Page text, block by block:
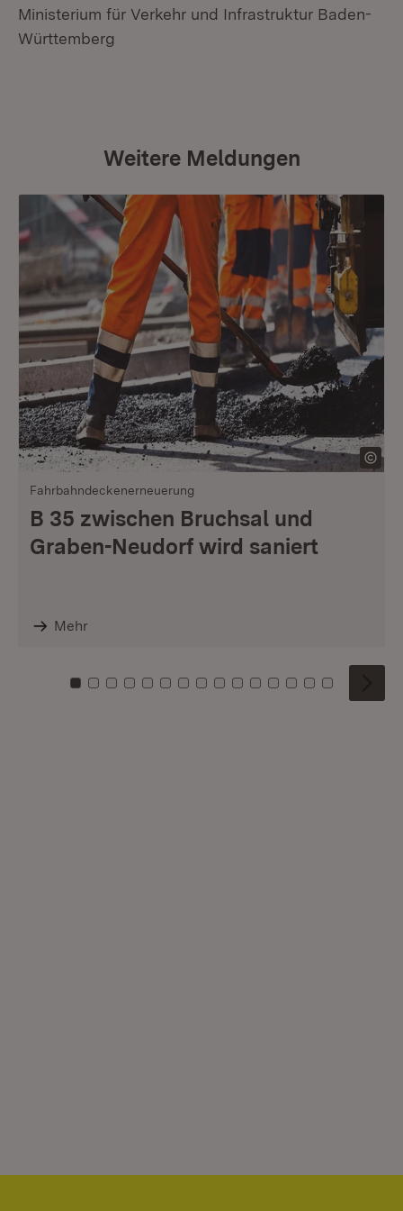
Ministerium für Verkehr und Infrastruktur Baden-
Württemberg
Weitere Meldungen
Fahrbahndeckenerneuerung
B 35 zwischen Bruchsal und
Graben-Neudorf wird saniert
Mehr
Zu Kachel: 0
Zu Kachel: 1
Zu Kachel: 2
Zu Kachel: 3
Zu Kachel: 4
Zu Kachel: 5
Zu Kachel: 6
Zu Kachel: 7
Zu Kachel: 8
Zu Kachel: 9
Zu Kachel: 10
Zu Kachel: 11
Zu Kachel: 12
Zu Kachel:
Zu